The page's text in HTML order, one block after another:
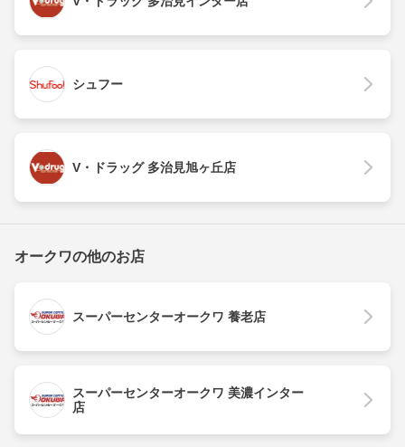
シュフー
V・ドラッグ 多治見旭ヶ丘店
オークワの他のお店
スーパーセンターオークワ 養老店
スーパーセンターオークワ 美濃インター
店